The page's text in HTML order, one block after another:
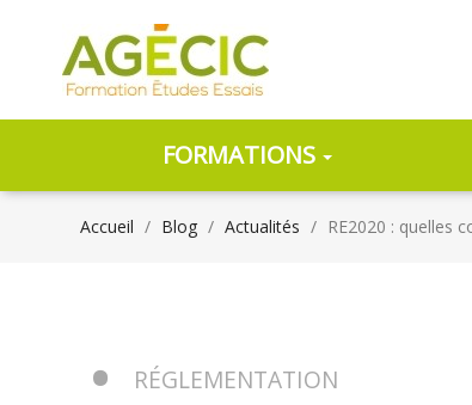
FORMATIONS
Accueil Blog Actualités RE2020 : quelles
RÉGLEMENTATION